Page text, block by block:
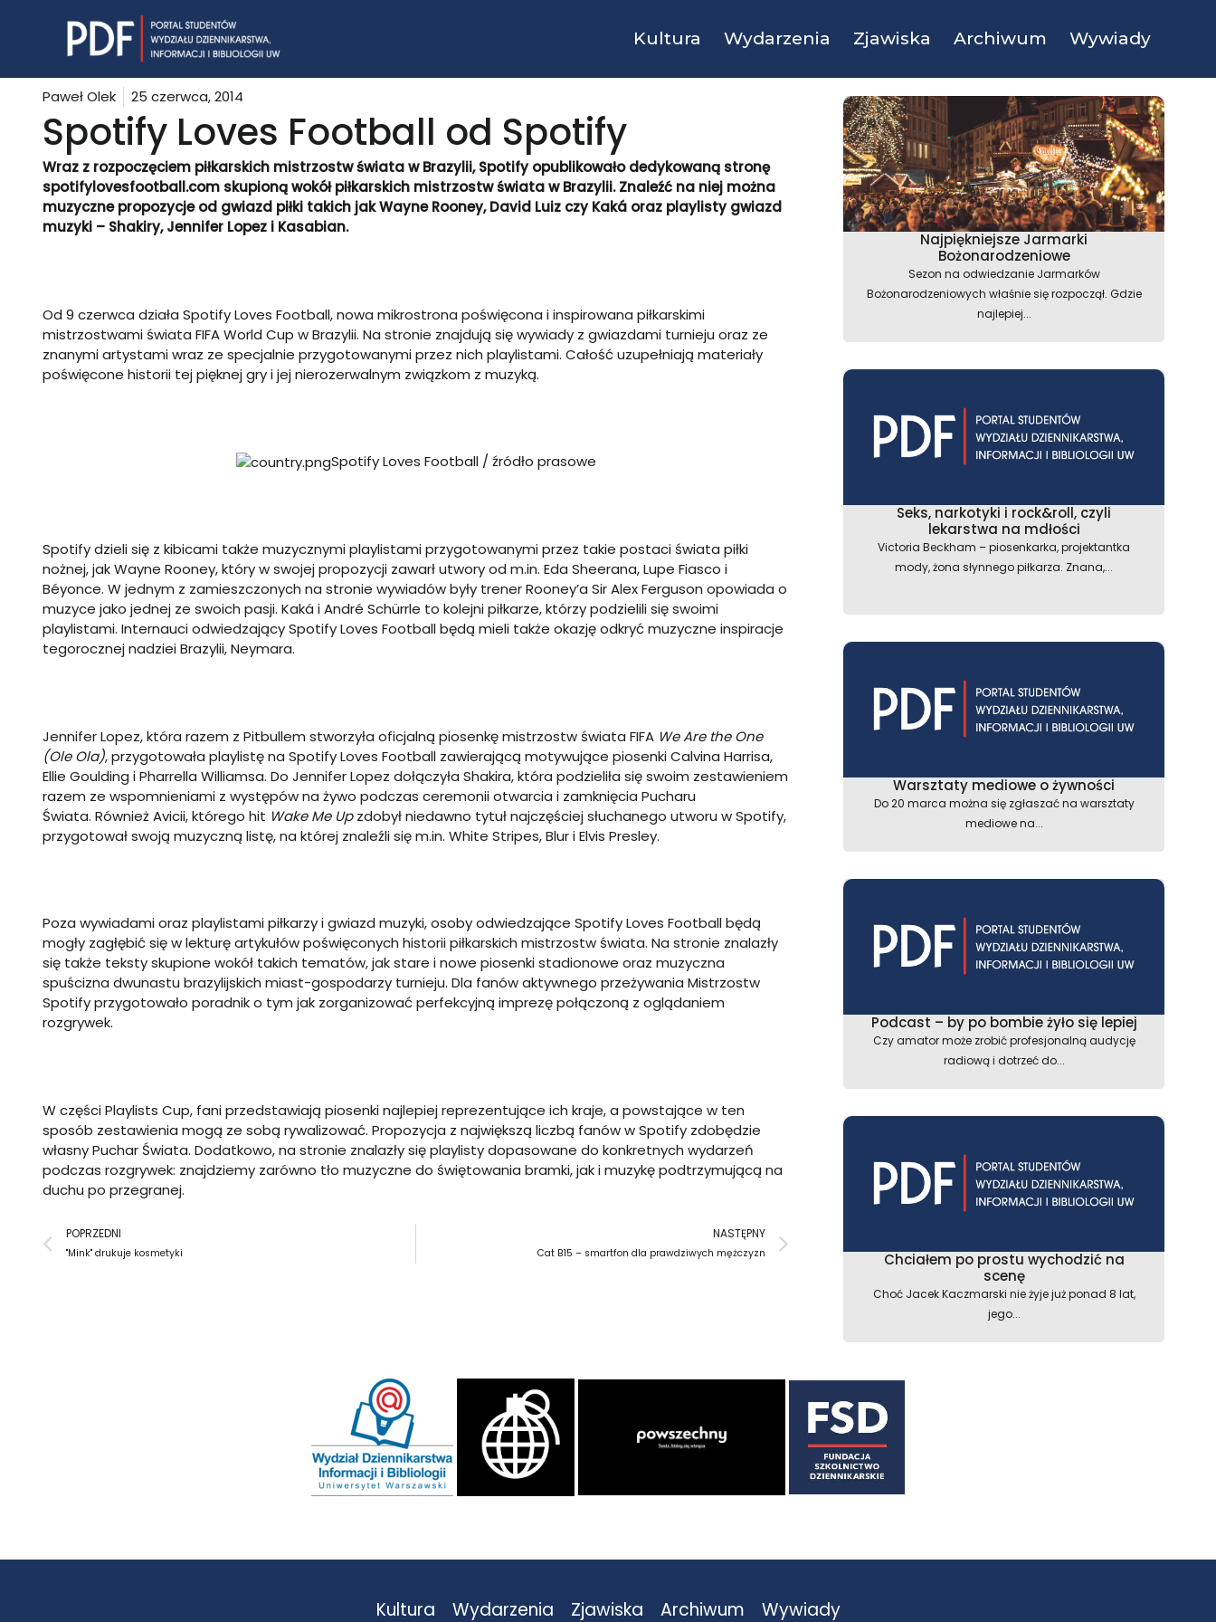
Kultura Wydarzenia Zjawiska Archiwum Wywiady
Paweł Olek 25 czerwca, 2014
Spotify Loves Football od Spotify
Wraz z rozpoczęciem piłkarskich mistrzostw świata w Brazylii, Spotify opublikowało dedykowaną stronę
spotifylovesfootball.com skupioną wokół piłkarskich mistrzostw świata w Brazylii. Znaleźć na niej można
muzyczne propozycje od gwiazd piłki takich jak Wayne Rooney, David Luiz czy Kaká oraz playlisty gwiazd
muzyki – Shakiry, Jennifer Lopez i Kasabian.
Od 9 czerwca działa Spotify Loves Football, nowa mikrostrona poświęcona i inspirowana piłkarskimi
mistrzostwami świata FIFA World Cup w Brazylii. Na stronie znajdują się wywiady z gwiazdami turnieju oraz ze
znanymi artystami wraz ze specjalnie przygotowanymi przez nich playlistami. Całość uzupełniają materiały
poświęcone historii tej pięknej gry i jej nierozerwalnym związkom z muzyką.
Spotify Loves Football / źródło prasowe
Spotify dzieli się z kibicami także muzycznymi playlistami przygotowanymi przez takie postaci świata piłki
nożnej, jak Wayne Rooney, który w swojej propozycji zawarł utwory od m.in. Eda Sheerana, Lupe Fiasco i
Béyonce. W jednym z zamieszczonych na stronie wywiadów były trener Rooney’a Sir Alex Ferguson opowiada o
muzyce jako jednej ze swoich pasji. Kaká i André Schürrle to kolejni piłkarze, którzy podzielili się swoimi
playlistami. Internauci odwiedzający Spotify Loves Football będą mieli także okazję odkryć muzyczne inspiracje
tegorocznej nadziei Brazylii, Neymara.
Jennifer Lopez, która razem z Pitbullem stworzyła oficjalną piosenkę mistrzostw świata FIFA We Are the One
(Ole Ola), przygotowała playlistę na Spotify Loves Football zawierającą motywujące piosenki Calvina Harrisa,
Ellie Goulding i Pharrella Williamsa. Do Jennifer Lopez dołączyła Shakira, która podzieliła się swoim zestawieniem
razem ze wspomnieniami z występów na żywo podczas ceremonii otwarcia i zamknięcia Pucharu
Świata. Również Avicii, którego hit Wake Me Upzdobył niedawno tytuł najczęściej słuchanego utworu w Spotify,
przygotował swoją muzyczną listę, na której znaleźli się m.in. White Stripes, Blur i Elvis Presley.
Poza wywiadami oraz playlistami piłkarzy i gwiazd muzyki, osoby odwiedzające Spotify Loves Football będą
mogły zagłębić się w lekturę artykułów poświęconych historii piłkarskich mistrzostw świata. Na stronie znalazły
się także teksty skupione wokół takich tematów, jak stare i nowe piosenki stadionowe oraz muzyczna
spuścizna dwunastu brazylijskich miast-gospodarzy turnieju. Dla fanów aktywnego przeżywania Mistrzostw
Spotify przygotowało poradnik o tym jak zorganizować perfekcyjną imprezę połączoną z oglądaniem
rozgrywek.
W części Playlists Cup, fani przedstawiają piosenki najlepiej reprezentujące ich kraje, a powstające w ten
sposób zestawienia mogą ze sobą rywalizować. Propozycja z największą liczbą fanów w Spotify zdobędzie
własny Puchar Świata. Dodatkowo, na stronie znalazły się playlisty dopasowane do konkretnych wydarzeń
podczas rozgrywek: znajdziemy zarówno tło muzyczne do świętowania bramki, jak i muzykę podtrzymującą na
duchu po przegranej.
Prev
POPRZEDNI
"Mink" drukuje kosmetyki
NASTĘPNY
Cat B15 – smartfon dla prawdziwych mężczyzn
Najpiękniejsze Jarmarki
Bożonarodzeniowe
Sezon na odwiedzanie Jarmarków
Bożonarodzeniowych właśnie się rozpoczął. Gdzie
najlepiej...
Seks, narkotyki i rock&roll, czyli
lekarstwa na mdłości
Victoria Beckham – piosenkarka, projektantka
mody, żona słynnego piłkarza. Znana,...
Warsztaty mediowe o żywności
Do 20 marca można się zgłaszać na warsztaty
mediowe na...
Podcast – by po bombie żyło się lepiej
Czy amator może zrobić profesjonalną audycję
radiową i dotrzeć do...
Chciałem po prostu wychodzić na
scenę
Choć Jacek Kaczmarski nie żyje już ponad 8 lat,
jego...
Kultura Wydarzenia Zjawiska Archiwum Wywiady